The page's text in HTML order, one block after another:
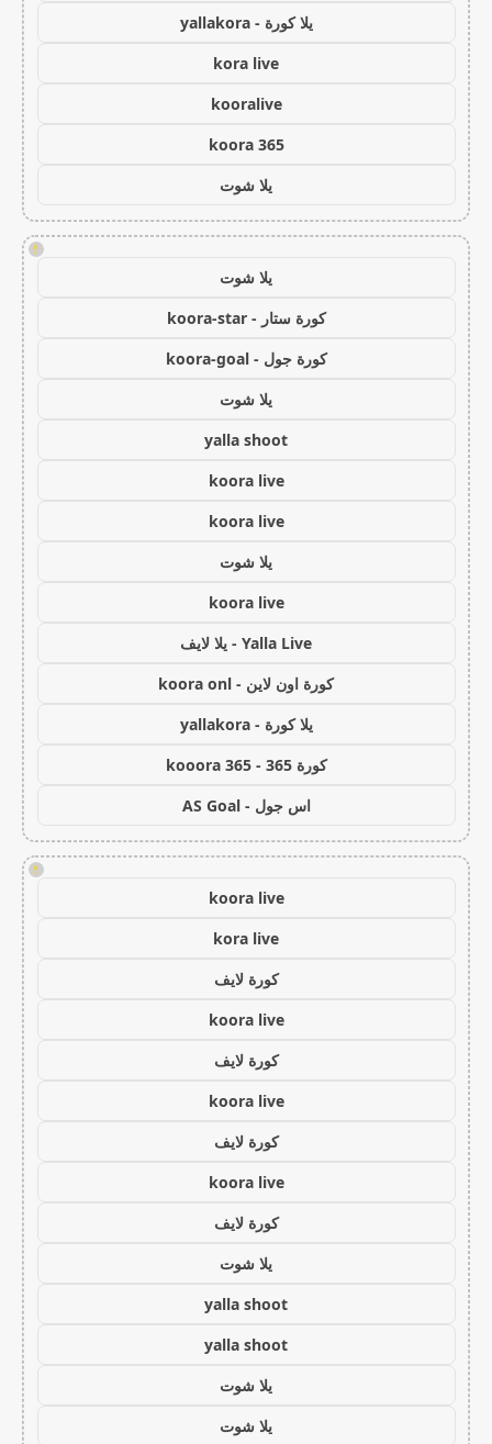
يلا كورة - yallakora
kora live
kooralive
koora 365
يلا شوت
!
يلا شوت
كورة ستار - koora-star
كورة جول - koora-goal
يلا شوت
yalla shoot
koora live
koora live
يلا شوت
koora live
Yalla Live - يلا لايف
كورة اون لاين - koora onl
يلا كورة - yallakora
كورة 365 - kooora 365
اس جول - AS Goal
!
koora live
kora live
كورة لايف
koora live
كورة لايف
koora live
كورة لايف
koora live
كورة لايف
يلا شوت
yalla shoot
yalla shoot
يلا شوت
يلا شوت